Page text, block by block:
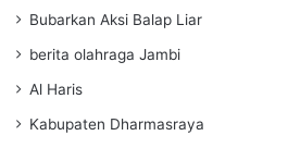
Bubarkan Aksi Balap Liar
berita olahraga Jambi
Al Haris
Kabupaten Dharmasraya